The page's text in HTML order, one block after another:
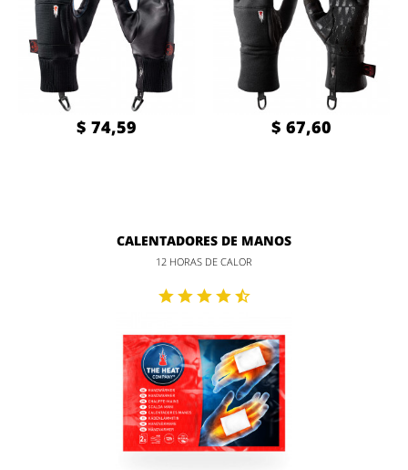
$ 74,59 $ 67,60
CALENTADORES DE MANOS
12 HORAS DE CALOR